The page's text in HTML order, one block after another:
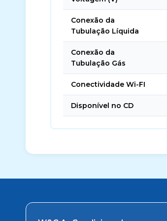
Conexão da
Tubulação Líquida
Conexão da
Tubulação Gás
Conectividade Wi-FI
Disponível no CD